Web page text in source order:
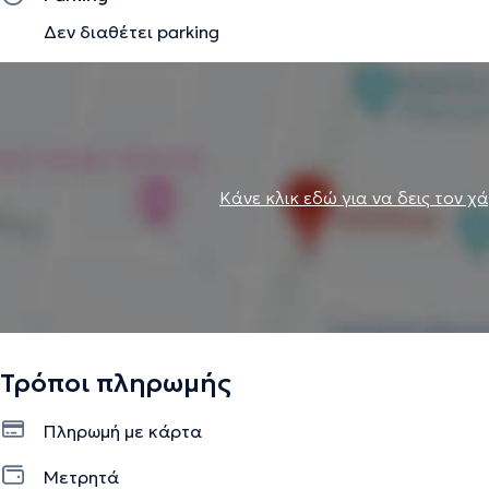
Δεν διαθέτει parking
Κάνε κλικ εδώ για να δεις τον
Τρόποι πληρωμής
Πληρωμή με κάρτα
Μετρητά